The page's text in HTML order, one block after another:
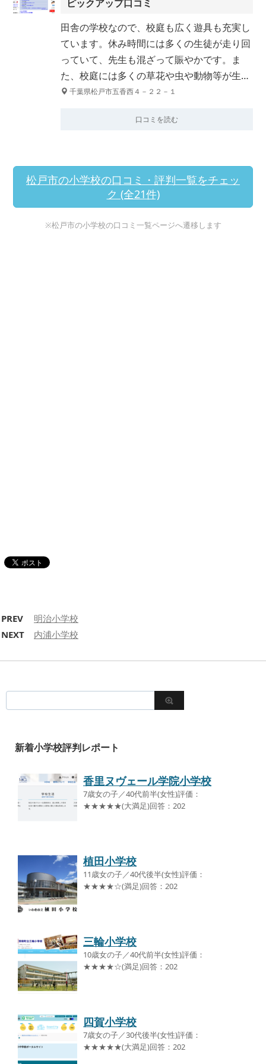
ピックアップ口コミ
田舎の学校なので、校庭も広く遊具も充実し
ています。休み時間には多くの生徒が走り回
っていて、先生も混ざって賑やかです。ま
た、校庭には多くの草花や虫や動物等が生…
千葉県松戸市五香西４－２２－１
口コミを読む
松戸市の小学校の口コミ・評判一覧をチェッ
ク (全21件)
※松戸市の小学校の口コミ一覧ページへ遷移します
PREV
明治小学校
NEXT
内浦小学校
新着小学校評判レポート
香里ヌヴェール学院小学校
7歳女の子／40代前半(女性)評価：
★★★★★(大満足)回答：202
植田小学校
11歳女の子／40代後半(女性)評価：
★★★★☆(満足)回答：202
三輪小学校
10歳女の子／40代前半(女性)評価：
★★★★☆(満足)回答：202
四賀小学校
7歳女の子／30代後半(女性)評価：
★★★★★(大満足)回答：202